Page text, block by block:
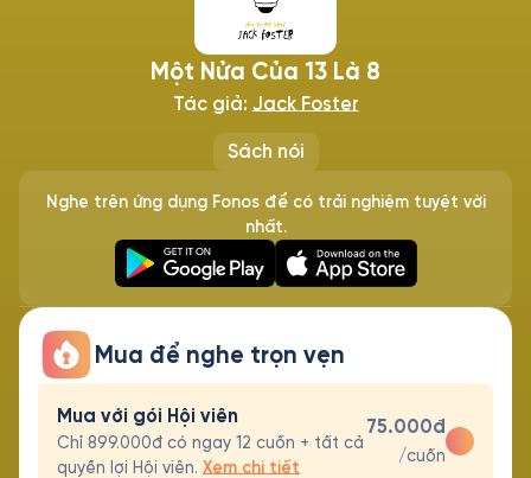
Sách nói
Một Nửa Của 13 Là 8
Tác giả: Jack Foster
Nghe trên ứng dụng Fonos để có trải nghiệm tuyệt vời
nhất.
Mua để nghe trọn vẹn
Mua với gói Hội viên
Chỉ 899.000đ có ngay 12 cuốn + tất cả
quyền lợi Hội viên. Xem chi tiết
75.000đ
/cuốn